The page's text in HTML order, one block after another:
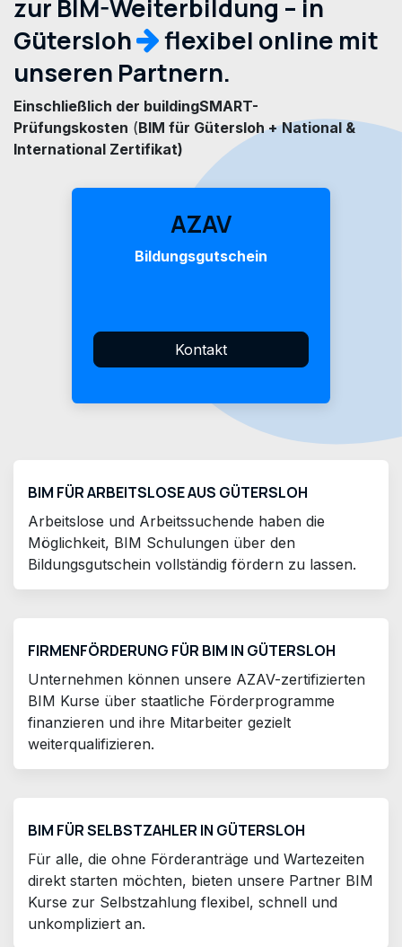
zur BIM-Weiterbildung – in
Gütersloh
flexibel online mit
unseren Partnern.
Einschließlich der buildingSMART-
Prüfungskosten (BIM für Gütersloh + National &
International Zertifikat)
AZAV
Bildungsgutschein
Kontakt
BIM FÜR ARBEITSLOSE AUS GÜTERSLOH
Arbeitslose und Arbeitssuchende haben die
Möglichkeit, BIM Schulungen über den
Bildungsgutschein vollständig fördern zu lassen.
FIRMENFÖRDERUNG FÜR BIM IN GÜTERSLOH
Unternehmen können unsere AZAV-zertifizierten
BIM Kurse über staatliche Förderprogramme
finanzieren und ihre Mitarbeiter gezielt
weiterqualifizieren.
BIM FÜR SELBSTZAHLER IN GÜTERSLOH
Für alle, die ohne Förderanträge und Wartezeiten
direkt starten möchten, bieten unsere Partner BIM
Kurse zur Selbstzahlung flexibel, schnell und
unkompliziert an.